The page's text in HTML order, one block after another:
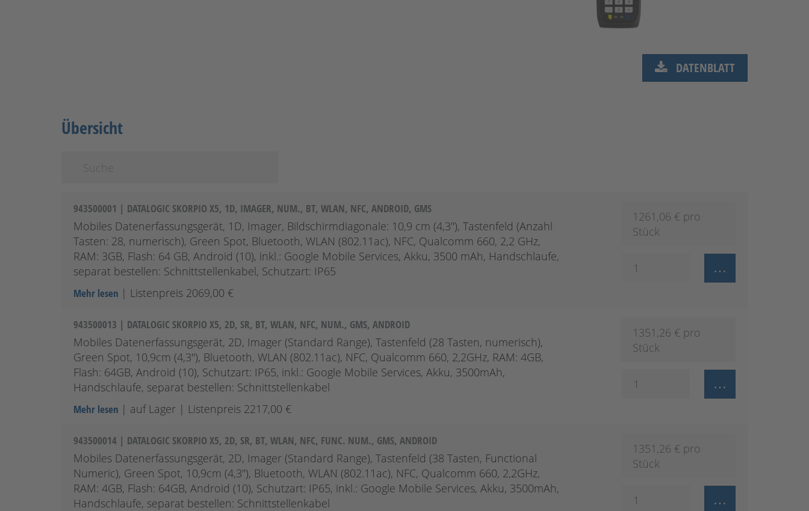
DATENBLATT
Übersicht
943500001 | DATALOGIC SKORPIO X5, 1D, IMAGER, NUM., BT, WLAN, NFC, ANDROID, GMS
Mobiles Datenerfassungsgerät, 1D, Imager, Bildschirmdiagonale: 10,9 cm (4,3''), Tastenfeld (Anzahl
Tasten: 28, numerisch), Green Spot, Bluetooth, WLAN (802.11ac), NFC, Qualcomm 660, 2,2 GHz,
RAM: 3GB, Flash: 64 GB, Android (10), inkl.: Google Mobile Services, Akku, 3500 mAh, Handschlaufe,
separat bestellen: Schnittstellenkabel, Schutzart: IP65
1261,06 € pro
Stück
Mehr lesen | Listenpreis 2069,00 €
943500013 | DATALOGIC SKORPIO X5, 2D, SR, BT, WLAN, NFC, NUM., GMS, ANDROID
Mobiles Datenerfassungsgerät, 2D, Imager (Standard Range), Tastenfeld (28 Tasten, numerisch),
Green Spot, 10,9cm (4,3''), Bluetooth, WLAN (802.11ac), NFC, Qualcomm 660, 2,2GHz, RAM: 4GB,
Flash: 64GB, Android (10), Schutzart: IP65, inkl.: Google Mobile Services, Akku, 3500mAh,
Handschlaufe, separat bestellen: Schnittstellenkabel
1351,26 € pro
Stück
Mehr lesen | auf Lager | Listenpreis 2217,00 €
943500014 | DATALOGIC SKORPIO X5, 2D, SR, BT, WLAN, NFC, FUNC. NUM., GMS, ANDROID
Mobiles Datenerfassungsgerät, 2D, Imager (Standard Range), Tastenfeld (38 Tasten, Functional
Numeric), Green Spot, 10,9cm (4,3''), Bluetooth, WLAN (802.11ac), NFC, Qualcomm 660, 2,2GHz,
RAM: 4GB, Flash: 64GB, Android (10), Schutzart: IP65, inkl.: Google Mobile Services, Akku, 3500mAh,
Handschlaufe, separat bestellen: Schnittstellenkabel
1351,26 € pro
Stück